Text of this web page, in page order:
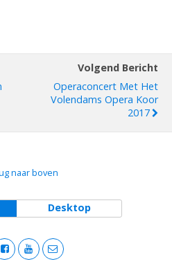
Volgend Bericht
Operaconcert Met Het
Volendams Opera Koor
2017
naar boven
Desktop